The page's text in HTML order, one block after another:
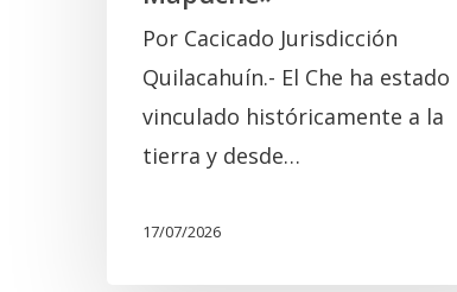
culturales
Mapuche»
Por Cacicado Jurisdicción
Quilacahuín.- El Che ha estado
vinculado históricamente a la
tierra y desde…
17/07/2026